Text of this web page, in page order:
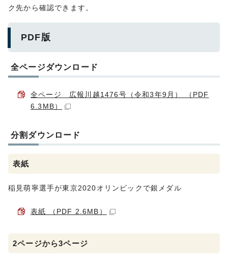
ク先から確認できます。
PDF版
全ページダウンロード
全ページ 広報川越1476号（令和3年9月） （PDF
6.3MB）
分割ダウンロード
表紙
稲見萌寧選手が東京2020オリンピックで銀メダル
表紙 （PDF 2.6MB）
2ページから3ページ